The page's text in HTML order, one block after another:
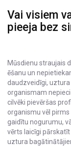
Vai visiem
pieeja bez
Mūsdienu straujais
ēšanu un
daudzveidīgi,
organismam
cilvēki pievēršas
organismu vēl
gaidītu nogurumu,
vērts laicīgi
uztura